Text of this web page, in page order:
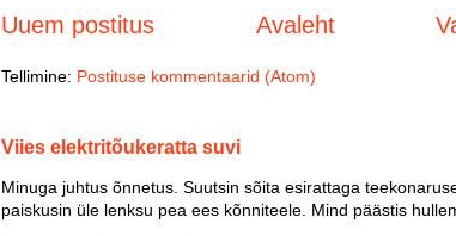
Uuem postitus Avaleht
Tellimine: Postituse kommentaarid (Atom)
Viies elektritõukeratta suvi
Minuga juhtus õnnetus. Suutsin sõita esirattaga
paiskusin üle lenksu pea ees kõnniteele. Mind päästis